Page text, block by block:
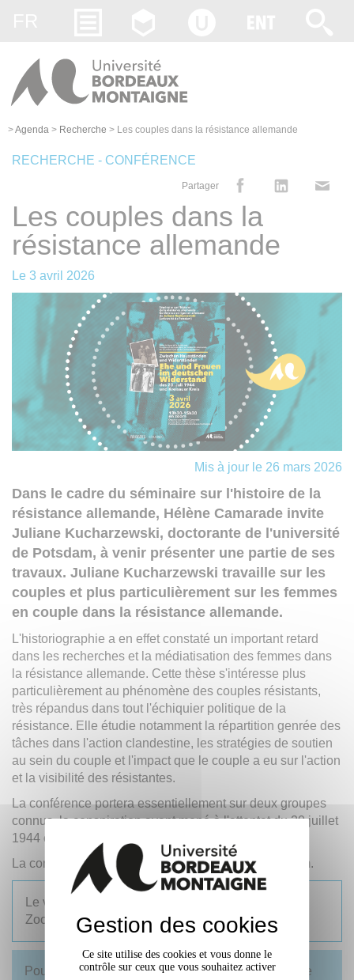
>Agenda > Recherche > Les couples dans la résistance allemande
RECHERCHE - CONFÉRENCE
Partager
Les couples dans la
résistance allemande
Le 3 avril 2026
Mis à jour le 26 mars 2026
Dans le cadre du séminaire sur l'histoire de la
résistance allemande, Hélène Camarade invite
Juliane Kucharzewski, doctorante de l'université
de Potsdam, à venir présenter une partie de ses
travaux. Juliane Kucharzewski travaille sur les
couples et plus particulièrement sur les femmes
en couple dans la résistance allemande.
L'historiographie a en effet constaté un important retard
dans les recherches et la médiatisation des femmes dans
la résistance allemande. Cette thèse s'intéresse plus
particulièrement au phénomène des couples résistants,
très répandus dans tout l'échiquier politique de la
résistance. Elle étudie notamment la répartition genrée des
tâches dans l'action clandestine, les stratégies de soutien
au sein du couple et l'impact que le couple a eu sur l'action
et la visibilité des résistantes.
La conférence portera essentiellement sur deux groupes
connus, la conspiration ayant mené à l'attentat du 20 juillet
1944 contre Hitler et le Cercle de Kreisau.
La conférence sera en langue allemande et sur Zoom.
Le vendredi 3 avril 2026, de 13h30 à 15h30, sur
Zoom.
Pour participer à la conférence et recevoir le lien de
Gestion des cookies
Ce site utilise des cookies et vous donne le
contrôle sur ceux que vous souhaitez activer